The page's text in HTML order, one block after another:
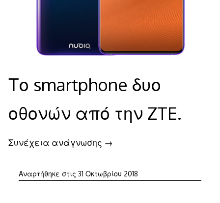
Το smartphone δυο
οθονών από την ZTE.
Συνέχεια ανάγνωσης →
Αναρτήθηκε στις 31 Οκτωβρίου 201831